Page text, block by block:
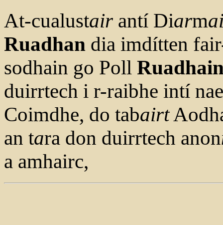
At-cualustair antí Diarm
Ruadhan dia imdítten
sodhain go Poll
duirrtech i r-raibhe intí
Coimdhe, do tabairt
an tara don duirrtech anon
a amhairc,